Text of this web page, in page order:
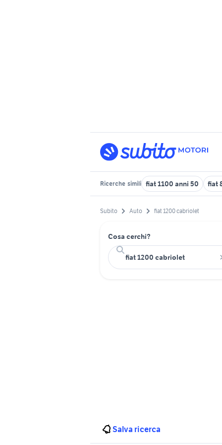
Ricerche simili fiat 1100 anni 50 fiat
Subito Auto fiat 1200 cabriolet
Cosa cerchi?
Salva ricerca